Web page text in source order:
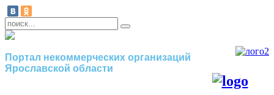
Портал некоммерческих организаций
Ярославской области